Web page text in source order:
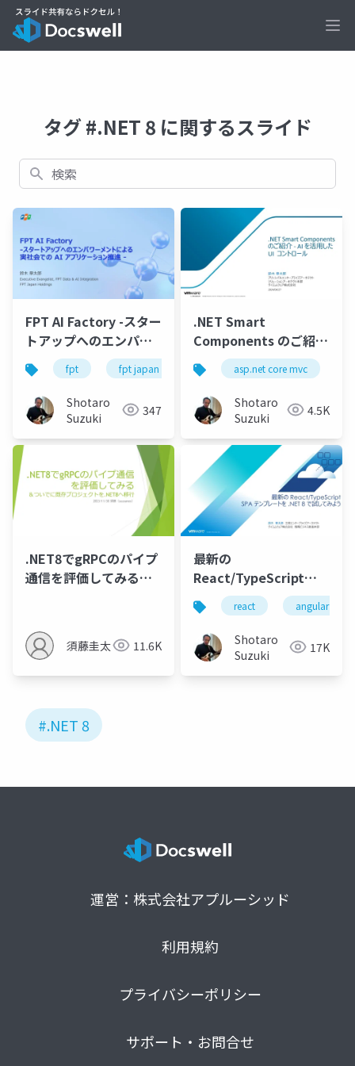
タグ #.NET 8 に関するスライド
検索
FPT AI Factory -スター
トアップへのエンパワ
ーメントによる実社会
での AI アプリケーショ
ン推進 -
fpt fpt japan ai genai nvidia
Shotaro
Suzuki
347
.NET Smart
Components のご紹介
- AI を活用した UI コン
トロール
asp.net core mvc
Shotaro
Suzuki
4.5K
.NET8でgRPCのパイプ
通信を評価してみる＆
須藤圭太 11.6K
最新の
React/TypeScript
SPA テンプレートを
.NET 8 で試してみよう
react angular
Shotaro
Suzuki
17K
#.NET 8
運営：株式会社アプルーシッド
利用規約
プライバシーポリシー
サポート・お問合せ